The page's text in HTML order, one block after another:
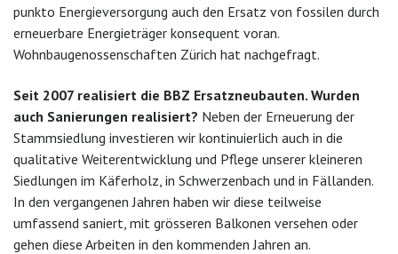
punkto Energieversorgung auch den Ersatz von fossilen durch
erneuerbare Energieträger konsequent voran.
Wohnbaugenossenschaften Zürich hat nachgefragt.
Seit 2007 realisiert die BBZ Ersatzneubauten. Wurden
auch Sanierungen realisiert? Neben der Erneuerung der
Stammsiedlung investieren wir kontinuierlich auch in die
qualitative Weiterentwicklung und Pflege unserer kleineren
Siedlungen im Käferholz, in Schwerzenbach und in Fällanden.
In den vergangenen Jahren haben wir diese teilweise
umfassend saniert, mit grösseren Balkonen versehen oder
gehen diese Arbeiten in den kommenden Jahren an.